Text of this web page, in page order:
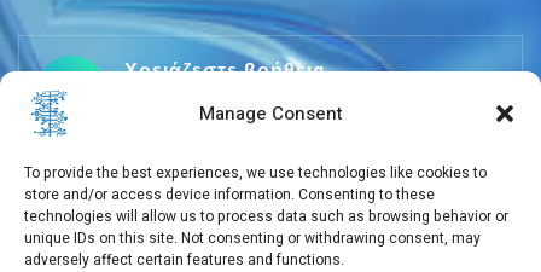
Manage Consent
To provide the best experiences, we use technologies like cookies to
store and/or access device information. Consenting to these
technologies will allow us to process data such as browsing behavior or
unique IDs on this site. Not consenting or withdrawing consent, may
adversely affect certain features and functions.
Χρειάζεστε βοήθεια
+30 210 650 3565
info@eebmb.gr